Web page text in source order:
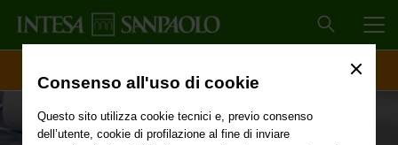
Consenso all'uso di cookie
Questo sito utilizza cookie tecnici e, previo consenso
dell’utente, cookie di profilazione al fine di inviare